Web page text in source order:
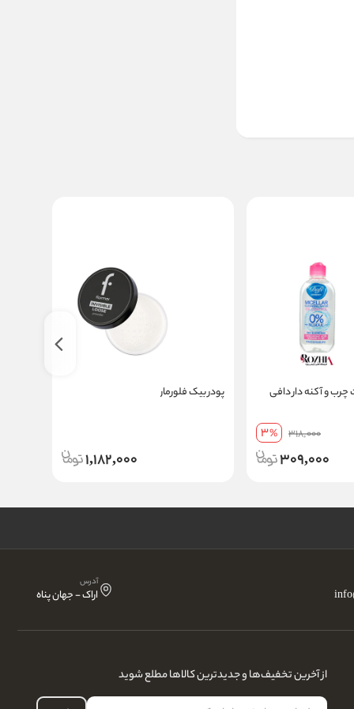
چرب و آکنه دار دافی
318,000
3%
309,000
پودر بیک فلورمار
1,182,000
آدرس
اراک - جهان پناه
از آخرین تخفیف‌ها و جدیدترین کالاها مطلع شوید